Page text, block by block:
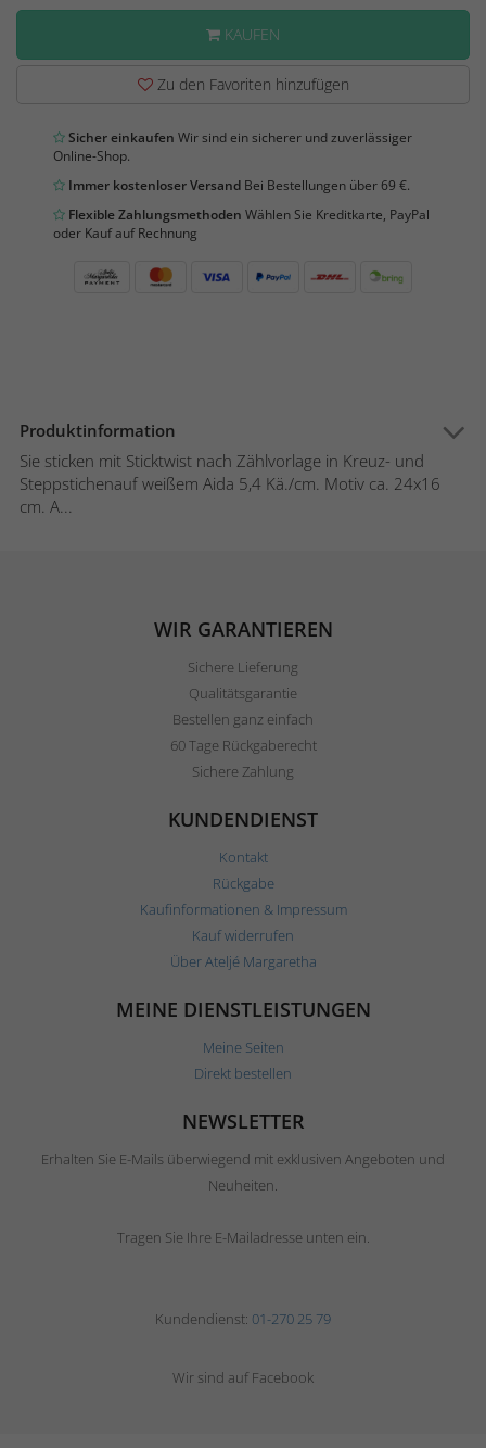
KAUFEN
Zu den Favoriten hinzufügen
Sicher einkaufen Wir sind ein sicherer und zuverlässiger
Online-Shop.
Immer kostenloser Versand Bei Bestellungen über 69 €.
Flexible Zahlungsmethoden Wählen Sie Kreditkarte, PayPal
oder Kauf auf Rechnung
Produktinformation
Sie sticken mit Sticktwist nach Zählvorlage in Kreuz- und
Steppstichenauf weißem Aida 5,4 Kä./cm. Motiv ca. 24x16
cm. A...
WIR GARANTIEREN
Sichere Lieferung
Qualitätsgarantie
Bestellen ganz einfach
60 Tage Rückgaberecht
Sichere Zahlung
KUNDENDIENST
Kontakt
Rückgabe
Kaufinformationen & Impressum
Kauf widerrufen
Über Ateljé Margaretha
MEINE DIENSTLEISTUNGEN
Meine Seiten
Direkt bestellen
NEWSLETTER
Erhalten Sie E-Mails überwiegend mit exklusiven Angeboten und
Neuheiten.
Tragen Sie Ihre E-Mailadresse unten ein.
Kundendienst: 01-270 25 79
Wir sind auf Facebook